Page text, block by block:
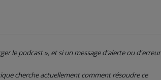
le podcast », et si un message d'alerte ou d'erreur
cherche actuellement comment résoudre ce